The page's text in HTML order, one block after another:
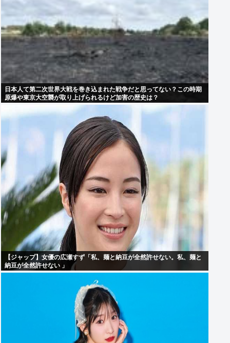
日本人て第二次世界大戦を巻き込まれた戦争だと思ってない？この時期
原爆や東京大空襲が取り上げられるけど加害の歴史は？
【ジャップ】女優の広瀬すず「私、麺と納豆が全然許せない。私、麺と
納豆が全然許せない 」